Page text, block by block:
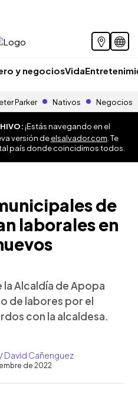
y negociosVida
Parker Nativos Negocios
¡Estás navegando en el
versión deelsalvador.com . Te
país donde coincidimos todos.
de
laborales en
Alcaldía de Apopa
de labores por el
con la alcaldesa.
David Cañenguez
de 2022